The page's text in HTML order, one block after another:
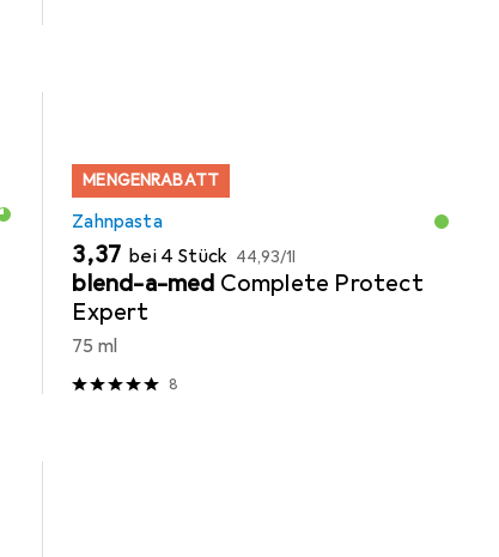
MENGENRABATT
Zahnpasta
EUR
3,37 bei 4 Stück EUR
44,93/1l
blend-a-med Complete Protect
Expert
75 ml
8